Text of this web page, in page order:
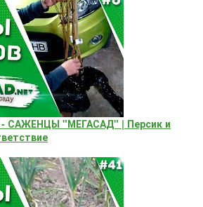
САЖЕНЦЫ "МЕГАСАД" | Персик и